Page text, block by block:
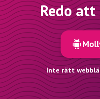
Redo att
Inte rätt